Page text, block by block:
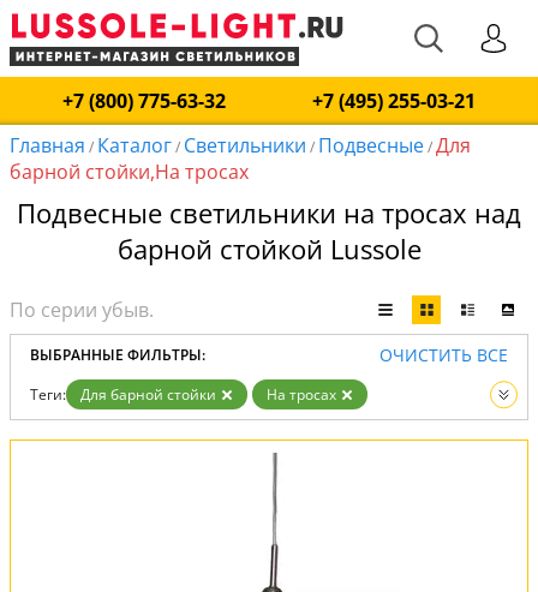
+7 (800) 775-63-32
+7 (495) 255-03-21
Главная / Каталог/ Светильники / Подвесные/Для
барной стойки,На тросах
Подвесные светильники на тросах над
барной стойкой Lussole
ВЫБРАННЫЕ ФИЛЬТРЫ: ОЧИСТИТЬ ВСЕ
Теги: Для барной стойки
На тросах
Тип:
Подвесные Вид: Светильники